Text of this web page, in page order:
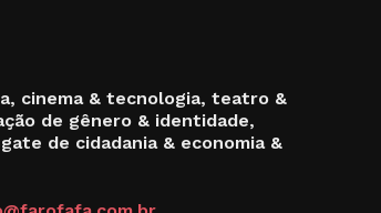
cinema & tecnologia, teatro &
de gênero & identidade,
de cidadania & economia &